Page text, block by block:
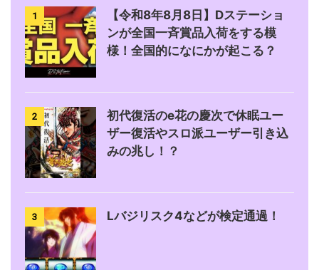
1
【令和8年8月8日】Dステーショ
ンが全国一斉賞品入荷をする模
様！全国的になにかが起こる？
2
初代復活のe花の慶次で休眠ユー
ザー復活やスロ派ユーザー引き込
みの兆し！？
3 Lバジリスク4などが検定通過！